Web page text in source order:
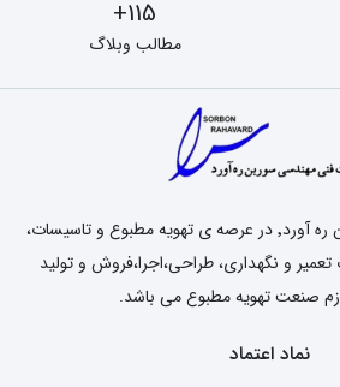
115+
مطالب وبلاگ
شرکت فنی مهندسی سوربن ره آورد٬ در عرصه ی تهویه مطبوع و تاسیسات،
و نگهداری، طراحی،اجرا،فروش و تولید
صنعت تهویه مطبوع می باشد.
نماد اعتماد